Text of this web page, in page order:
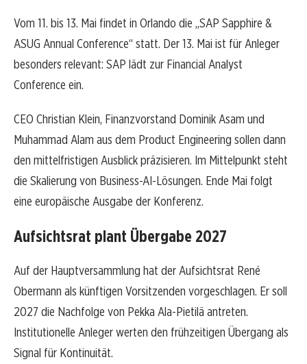
Vom 11. bis 13. Mai findet in Orlando die „SAP Sapphire &
ASUG Annual Conference“ statt. Der 13. Mai ist für Anleger
besonders relevant: SAP lädt zur Financial Analyst
Conference ein.
CEO Christian Klein, Finanzvorstand Dominik Asam und
Muhammad Alam aus dem Product Engineering sollen dann
den mittelfristigen Ausblick präzisieren. Im Mittelpunkt steht
die Skalierung von Business-AI-Lösungen. Ende Mai folgt
eine europäische Ausgabe der Konferenz.
Aufsichtsrat plant Übergabe 2027
Auf der Hauptversammlung hat der Aufsichtsrat René
Obermann als künftigen Vorsitzenden vorgeschlagen. Er soll
2027 die Nachfolge von Pekka Ala-Pietilä antreten.
Institutionelle Anleger werten den frühzeitigen Übergang als
Signal für Kontinuität.